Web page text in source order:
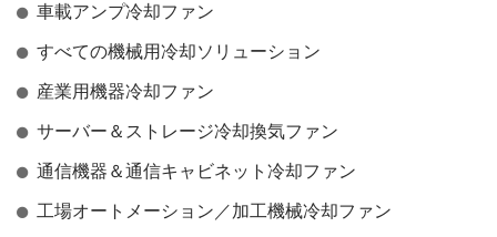
車載アンプ冷却ファン
すべての機械用冷却ソリューション
産業用機器冷却ファン
サーバー＆ストレージ冷却換気ファン
通信機器＆通信キャビネット冷却ファン
工場オートメーション／加工機械冷却ファン